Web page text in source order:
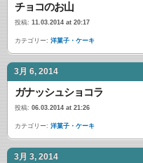
チョコのお山
投稿: 11.03.2014 at 20:17
カテゴリー: 洋菓子・ケーキ
3月 6, 2014
ガナッシュショコラ
投稿: 06.03.2014 at 21:26
カテゴリー: 洋菓子・ケーキ
3月 3, 2014